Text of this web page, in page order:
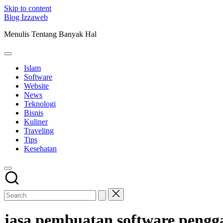
Skip to content
Blog Izzaweb
Menulis Tentang Banyak Hal
Islam
Software
Website
News
Teknologi
Bisnis
Kuliner
Traveling
Tips
Kesehatan